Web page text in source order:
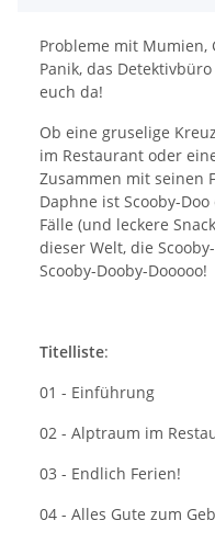
Probleme mit Mumien,
Panik, das
euch da!
Ob eine gruselige
im Restaurant oder
Zusammen mit seinen
Daphne ist Scooby-
Fälle (und leckere
dieser Welt, die
Scooby-Dooby-Dooooo!
Titelliste:
01 - Einführung
02 - Alptraum im
03 - Endlich Ferien!
04 - Alles Gute zum